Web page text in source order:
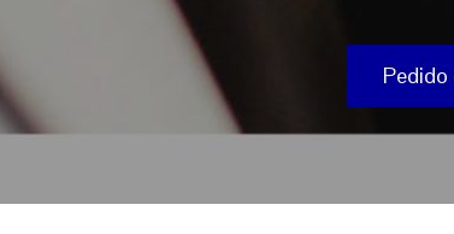
Pedido